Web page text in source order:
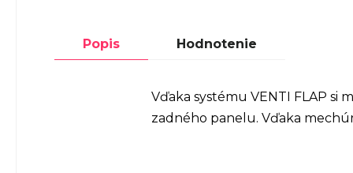
Popis Hodnotenie
Vďaka systému VENTI FLAP
zadného panelu. Vďaka